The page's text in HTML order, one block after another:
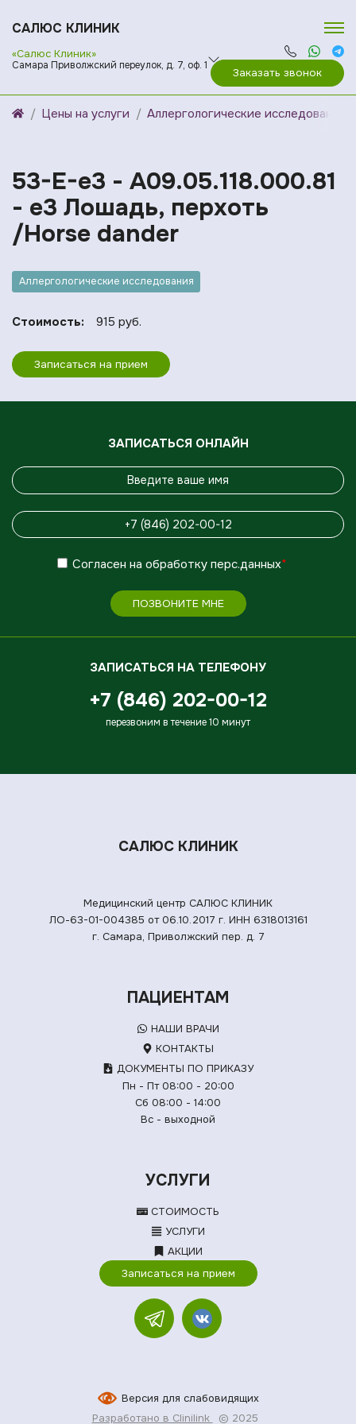
САЛЮС КЛИНИК
«Салюс Клиник»
Самара Приволжский переулок, д. 7, оф. 1
Заказать звонок
Цены на услуги Аллергологические исследования
53-E-e3 - A09.05.118.000.81
- e3 Лошадь, перхоть
/Horse dander
Аллергологические исследования
Стоимость: 915 руб.
Записаться на прием
ЗАПИСАТЬСЯ ОНЛАЙН
Согласен на обработку перс.данных*
ПОЗВОНИТЕ МНЕ
ЗАПИСАТЬСЯ НА ТЕЛЕФОНУ
+7 (846) 202-00-12
перезвоним в течение 10 минут
САЛЮС КЛИНИК
Медицинский центр САЛЮС КЛИНИК
ЛО-63-01-004385 от 06.10.2017 г. ИНН 6318013161
г. Самара, Приволжский пер. д. 7
ПАЦИЕНТАМ
НАШИ ВРАЧИ
КОНТАКТЫ
ДОКУМЕНТЫ ПО ПРИКАЗУ
Пн - Пт 08:00 - 20:00
Сб 08:00 - 14:00
Вс - выходной
УСЛУГИ
СТОИМОСТЬ
УСЛУГИ
АКЦИИ
Записаться на прием
Версия для слабовидящих
Разработано в Clinilink
© 2025